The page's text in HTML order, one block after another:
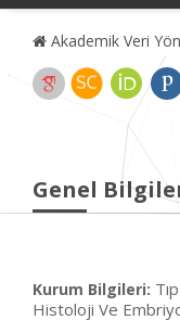
Akademik Veri
Genel
Kurum Bilgileri:
Histoloji Ve